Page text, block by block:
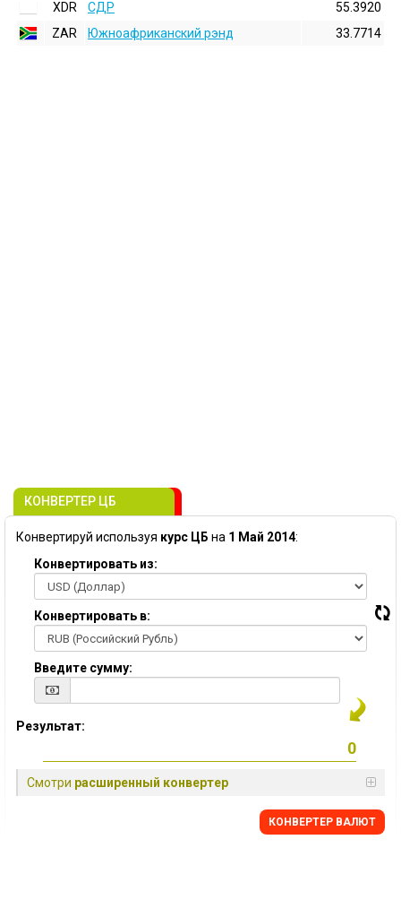
XDR
СДР
55.3920
ZAR
Южноафриканский рэнд 33.7714
КОНВЕРТЕР ЦБ
Конвертируй используя курс ЦБ на 1 Май 2014:
Конвертировать из:
Конвертировать в:
Введите сумму:
Результат:
Смотри расширенный конвертер
КОНВЕРТЕР ВАЛЮТ